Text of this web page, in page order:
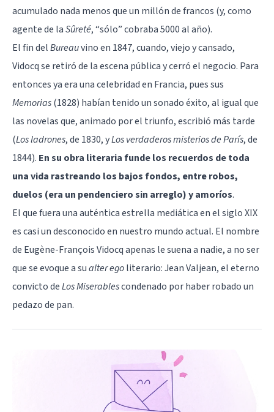
acumulado nada menos que un millón de francos (y, como
agente de laSûreté, “sólo” cobraba 5000 al año).
El fin delBureauvino en 1847, cuando, viejo y cansado,
Vidocq se retiró de la escena pública y cerró el negocio. Para
entonces ya era una celebridad en Francia, pues sus
Memorias(1828) habían tenido un sonado éxito, al igual que
las novelas que, animado por el triunfo, escribió más tarde
(Los ladrones, de 1830, yLos verdaderos misterios de París, de
1844). En su obra literaria funde los recuerdos de toda
una vida rastreando los bajos fondos, entre robos,
duelos (era un pendenciero sin arreglo) y amoríos.
El que fuera una auténtica estrella mediática en el siglo XIX
es casi un desconocido en nuestro mundo actual. El nombre
de Eugène-François Vidocq apenas le suena a nadie, a no ser
que se evoque a sualter egoliterario: Jean Valjean, el eterno
convicto deLos Miserablescondenado por haber robado un
pedazo de pan.